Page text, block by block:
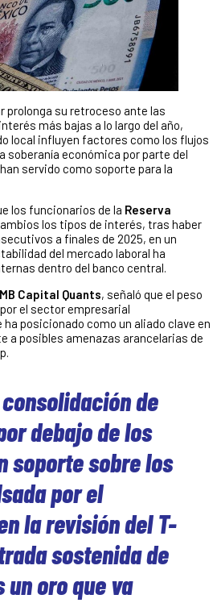
prolonga su retroceso ante las
más bajas a lo largo del año,
local influyen factores como los flujos
soberanía económica por parte del
servido como soporte para la
los funcionarios de la Reserva
los tipos de interés, tras haber
a finales de 2025, en un
del mercado laboral ha
dentro del banco central.
Capital Quants, señaló que el peso
el sector empresarial
posicionado como un aliado clave en
a posibles amenazas arancelarias de
de
debajo de los
soporte sobre los
por el
la revisión del T-
sostenida de
oro que va